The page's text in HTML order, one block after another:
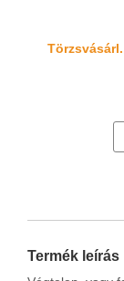
Termék leírás